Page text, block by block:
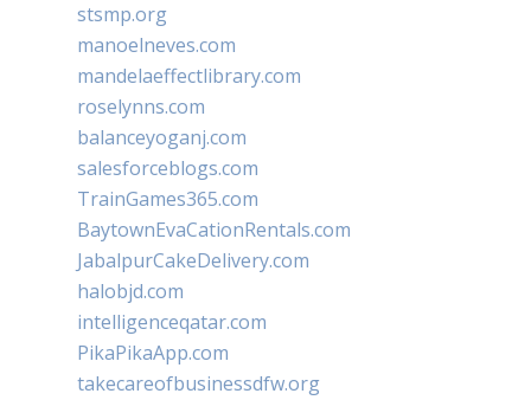
stsmp.org
manoelneves.com
mandelaeffectlibrary.com
roselynns.com
balanceyoganj.com
salesforceblogs.com
TrainGames365.com
BaytownEvaCationRentals.com
JabalpurCakeDelivery.com
halobjd.com
intelligenceqatar.com
PikaPikaApp.com
takecareofbusinessdfw.org